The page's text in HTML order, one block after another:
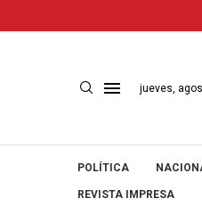
jueves,
POLÍTICA
REVISTA IMPRESA